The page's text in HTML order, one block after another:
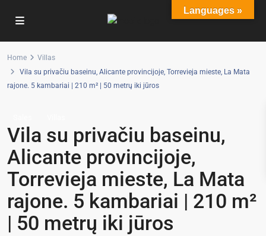
Home
Villas
Vila su privačiu baseinu, Alicante provincijoje, Torrevieja mieste, La Mata
rajone. 5 kambariai | 210 m² | 50 metrų iki jūros
Vila su privačiu baseinu,
Alicante provincijoje,
Torrevieja mieste, La Mata
rajone. 5 kambariai | 210 m²
| 50 metrų iki jūros
Languages »